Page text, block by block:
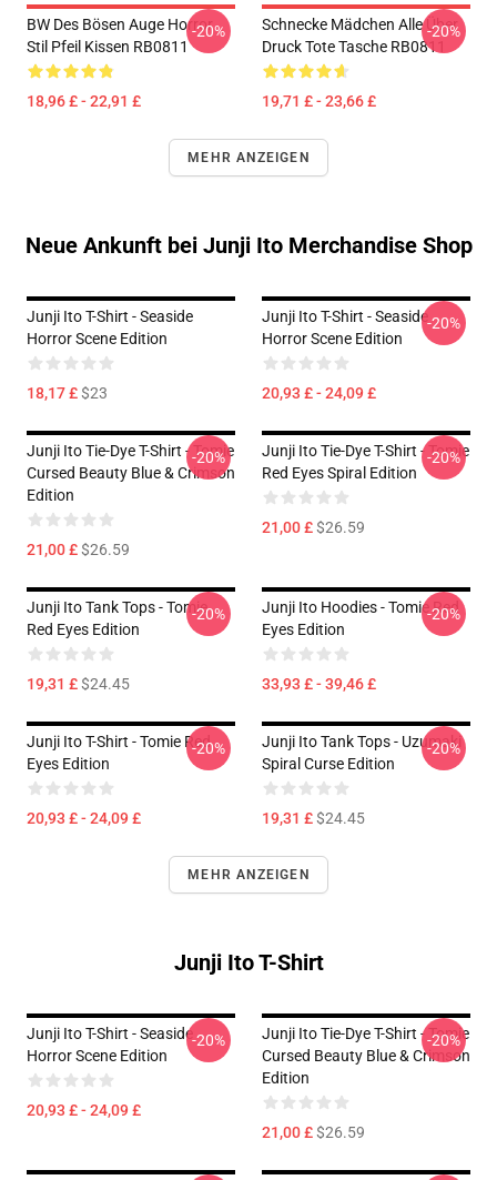
BW Des Bösen Auge Horror
Stil Pfeil Kissen RB0811
18,96 £ - 22,91 £
-20%
Schnecke Mädchen Alle Über
Druck Tote Tasche RB0811
19,71 £ - 23,66 £
-20%
MEHR ANZEIGEN
Neue Ankunft bei Junji Ito Merchandise Shop
Junji Ito T-Shirt - Seaside
Horror Scene Edition
18,17 £$23
Junji Ito T-Shirt - Seaside
Horror Scene Edition
20,93 £ - 24,09 £
-20%
Junji Ito Tie-Dye T-Shirt - Tomie
Cursed Beauty Blue & Crimson
Edition
21,00 £$26.59
-20%
Junji Ito Tie-Dye T-Shirt - Tomie
Red Eyes Spiral Edition
21,00 £$26.59
-20%
Junji Ito Tank Tops - Tomie
Red Eyes Edition
19,31 £$24.45
-20%
Junji Ito Hoodies - Tomie Red
Eyes Edition
33,93 £ - 39,46 £
-20%
Junji Ito T-Shirt - Tomie Red
Eyes Edition
20,93 £ - 24,09 £
-20%
Junji Ito Tank Tops - Uzumaki
Spiral Curse Edition
19,31 £$24.45
-20%
MEHR ANZEIGEN
Junji Ito T-Shirt
Junji Ito T-Shirt - Seaside
Horror Scene Edition
20,93 £ - 24,09 £
-20%
Junji Ito Tie-Dye T-Shirt - Tomie
Cursed Beauty Blue & Crimson
Edition
21,00 £$26.59
-20%